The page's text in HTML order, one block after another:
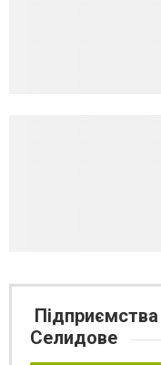
Селидове